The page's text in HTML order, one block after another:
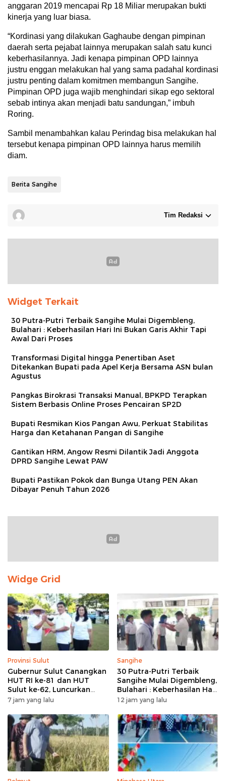
anggaran 2019 mencapai Rp 18 Miliar merupakan bukti
kinerja yang luar biasa.
“Kordinasi yang dilakukan Gaghaube dengan pimpinan
daerah serta pejabat lainnya merupakan salah satu kunci
keberhasilannya. Jadi kenapa pimpinan OPD lainnya
justru enggan melakukan hal yang sama padahal kordinasi
justru penting dalam komitmen membangun Sangihe.
Pimpinan OPD juga wajib menghindari sikap ego sektoral
sebab intinya akan menjadi batu sandungan,” imbuh
Roring.
Sambil menambahkan kalau Perindag bisa melakukan hal
tersebut kenapa pimpinan OPD lainnya harus memilih
diam.
Berita Sangihe
Tim Redaksi
Widget Terkait
30 Putra-Putri Terbaik Sangihe Mulai Digembleng,
Bulahari : Keberhasilan Hari Ini Bukan Garis Akhir Tapi
Awal Dari Proses
Transformasi Digital hingga Penertiban Aset
Ditekankan Bupati pada Apel Kerja Bersama ASN bulan
Agustus
Pangkas Birokrasi Transaksi Manual, BPKPD Terapkan
Sistem Berbasis Online Proses Pencairan SP2D
Bupati Resmikan Kios Pangan Awu, Perkuat Stabilitas
Harga dan Ketahanan Pangan di Sangihe
Gantikan HRM, Angow Resmi Dilantik Jadi Anggota
DPRD Sangihe Lewat PAW
Bupati Pastikan Pokok dan Bunga Utang PEN Akan
Dibayar Penuh Tahun 2026
Widge Grid
Provinsi Sulut
Gubernur Sulut Canangkan
HUT RI ke-81 dan HUT
Sulut ke-62, Luncurkan
Program Keringanan Pajak
Kelapa
7 jam yang lalu
Sangihe
30 Putra-Putri Terbaik
Sangihe Mulai Digembleng,
Bulahari : Keberhasilan Hari
Ini Bukan Garis Akhir Tapi
12 jam yang lalu